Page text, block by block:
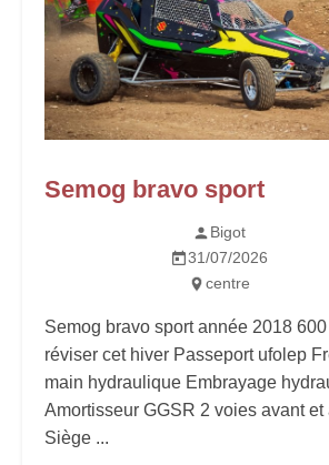
Semog bravo sport
Bigot
31/07/2026
centre
Semog bravo sport année 2018
réviser cet hiver Passeport ufolep
main hydraulique Embrayage
Amortisseur GGSR 2 voies avant et
Siège ...